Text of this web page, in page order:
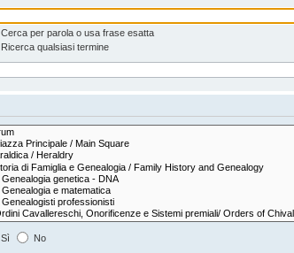
Cerca per parola o usa frase esatta
Ricerca qualsiasi termine
Sì
No